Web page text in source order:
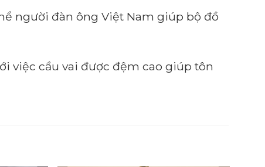
người đàn ông Việt Nam giúp bộ đồ
việc cầu vai được đệm cao giúp tôn